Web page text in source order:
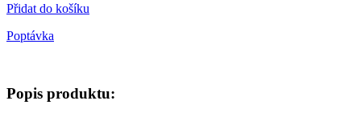
Přidat do košíku
Poptávka
Popis produktu: